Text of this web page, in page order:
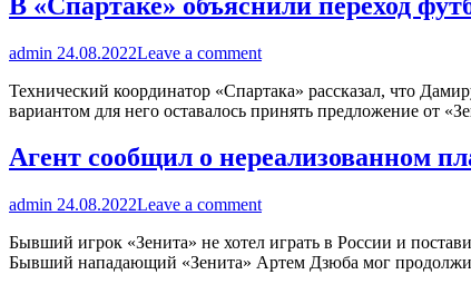
admin 24.08.2022Leave a comment
Технический координатор «Спартака» рассказал, что
вариантом для него оставалось принять предложение от
Агент сообщил о нереализованном
admin 24.08.2022Leave a comment
Бывший игрок «Зенита» не хотел играть в России и
Бывший нападающий «Зенита» Артем Дзюба мог